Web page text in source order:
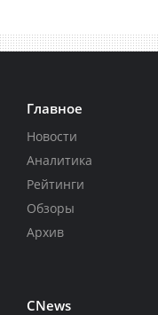
Главное
Новости
Аналитика
Рейтинги
Обзоры
Архив
CNews